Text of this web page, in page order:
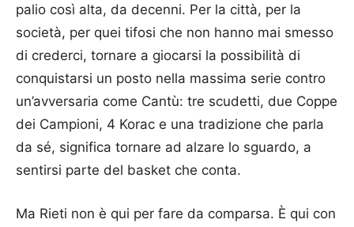
palio così alta, da decenni. Per la città, per la
società, per quei tifosi che non hanno mai smesso
di crederci, tornare a giocarsi la possibilità di
conquistarsi un posto nella massima serie contro
un’avversaria come Cantù: tre scudetti, due Coppe
dei Campioni, 4 Korac e una tradizione che parla
da sé, significa tornare ad alzare lo sguardo, a
sentirsi parte del basket che conta.
Ma Rieti non è qui per fare da comparsa. È qui con